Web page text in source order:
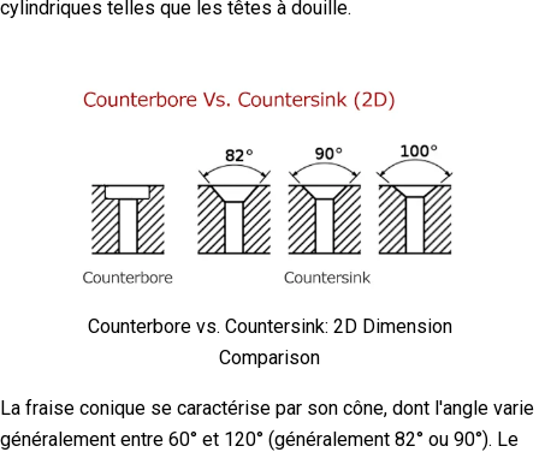
cylindriques telles que les têtes à douille.
Counterbore vs. Countersink: 2D Dimension
Comparison
La fraise conique se caractérise par son cône, dont l'angle varie
généralement entre 60° et 120° (généralement 82° ou 90°). Le